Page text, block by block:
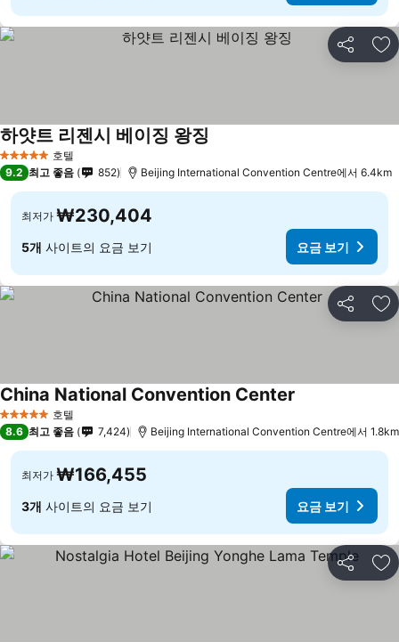
공유 즐
5 성급 호텔
하얏트 리젠시 베이징 왕징
9.2 최고 좋음 852 Beijing International Convention Centre에서 6.4km
최저가 ₩230,404
5개 사이트의 요금 보기 요금 보기
공유 즐
5 성급 호텔
China National Convention Center
8.6 최고 좋음 7,424 Beijing International Convention Centre에서 1.8km
최저가 ₩166,455
3개 사이트의 요금 보기 요금 보기
공유 즐